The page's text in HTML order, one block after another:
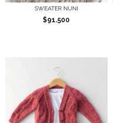
SWEATER NUNI
$91.500